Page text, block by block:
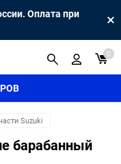
Оплата при
0
Suzuki
барабанный